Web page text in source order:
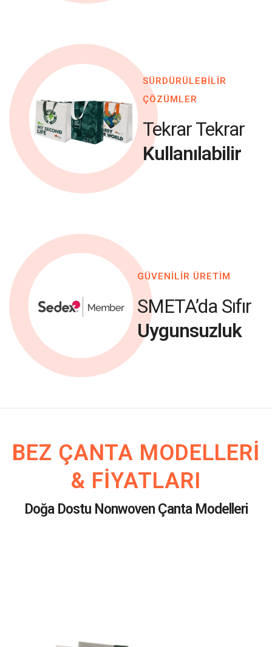
SÜRDÜRÜLEBİLİR
ÇÖZÜMLER
Tekrar Tekrar
Kullanılabilir
GÜVENİLİR ÜRETİM
SMETA’da Sıfır
Uygunsuzluk
BEZ ÇANTA MODELLERI
& FIYATLARI
Doğa Dostu Nonwoven Çanta Modelleri